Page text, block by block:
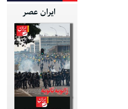
ایران عصر